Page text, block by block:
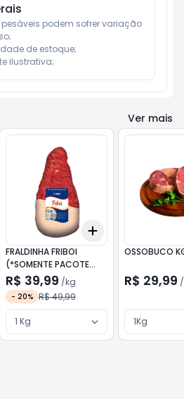
pesáveis podem sofrer variação
de estoque;
ilustrativa;
Ver mais
+10 Add
FRALDINHA FRIBOI
(*SOMENTE PACOTE
FECHADO COM PESO
VARIÁVEL) / KG
R$ 39,99 /kg
- 20% R$ 49,99
1 Kg
OSSOBUCO
R$ 29,99 /
1Kg